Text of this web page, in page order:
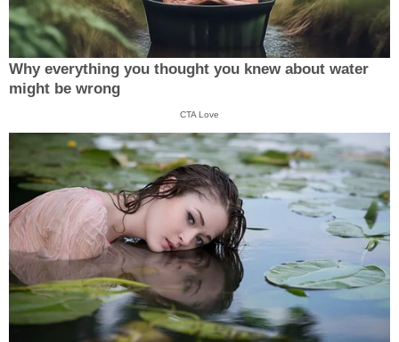
Why everything you thought you knew about water
might be wrong
CTA Love